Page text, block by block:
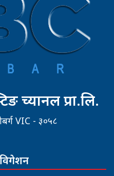
च्यानल प्रा.लि.
VIC - ३०५८